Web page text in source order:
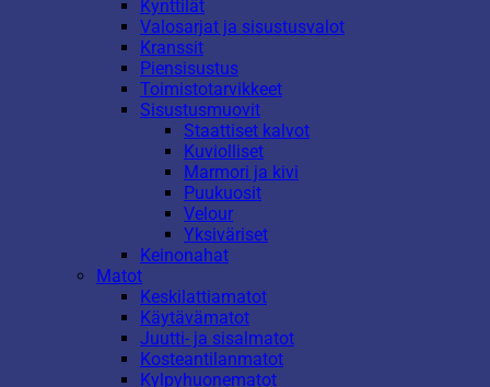
Kynttilät
Valosarjat ja sisustusvalot
Kranssit
Piensisustus
Toimistotarvikkeet
Sisustusmuovit
Staattiset kalvot
Kuviolliset
Marmori ja kivi
Puukuosit
Velour
Yksiväriset
Keinonahat
Matot
Keskilattiamatot
Käytävämatot
Juutti- ja sisalmatot
Kosteantilanmatot
Kylpyhuonematot